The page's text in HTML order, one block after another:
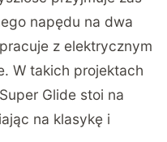
napędu na dwa
z elektrycznym
W takich projektach
Glide stoi na
na klasykę i